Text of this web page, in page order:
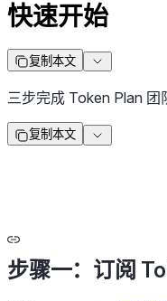
快速开始
复制本文
三步完成 Token Plan 团
复制本文
步骤一：订阅